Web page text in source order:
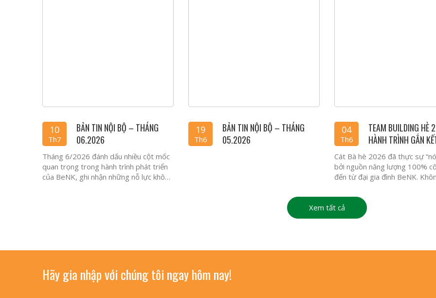
10
Th7
BẢN TIN NỘI BỘ – THÁNG
06.2026
Tháng 6/2026 đánh dấu nhiều cột mốc
quan trọng trong hành trình phát triển
của BeNK, ghi nhận những nỗ lực không
19
Th6
BẢN TIN NỘI BỘ – THÁNG
05.2026
04
Th6
TEAM BUILDING HÈ
HÀNH TRÌNH GẮN
BENK
Cát Bà hè 2026 đã thực sự
bởi nguồn năng lượng 100%
đến từ đại gia đình BeNK.
Xem tất cả
Hãy gia nhập với chúng tôi ngay hôm nay!